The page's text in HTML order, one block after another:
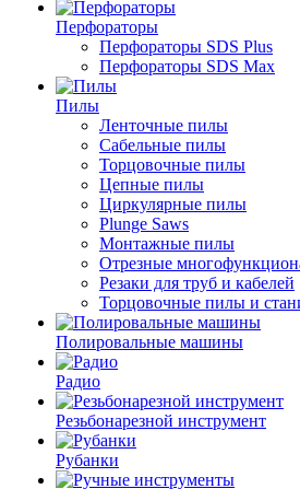
Перфораторы
Перфораторы SDS Plus
Перфораторы SDS Max
Пилы
Ленточные пилы
Сабельные пилы
Торцовочные пилы
Цепные пилы
Циркулярные пилы
Plunge Saws
Монтажные пилы
Отрезные
Резаки для труб и кабелей
Торцовочные пилы и
Полировальные машины
Радио
Резьбонарезной инструмент
Рубанки